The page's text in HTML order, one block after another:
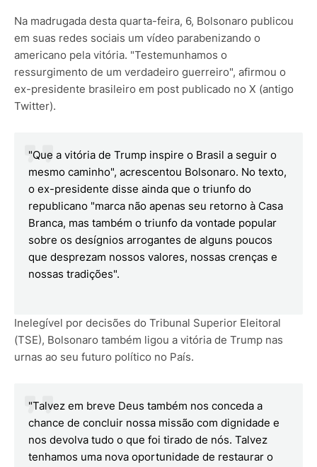
Na madrugada desta quarta-feira, 6, Bolsonaro publicou
em suas redes sociais um vídeo parabenizando o
americano pela vitória. "Testemunhamos o
ressurgimento de um verdadeiro guerreiro", afirmou o
ex-presidente brasileiro em post publicado no X (antigo
Twitter).
"Que a vitória de Trump inspire o Brasil a seguir o
mesmo caminho", acrescentou Bolsonaro. No texto,
o ex-presidente disse ainda que o triunfo do
republicano "marca não apenas seu retorno à Casa
Branca, mas também o triunfo da vontade popular
sobre os desígnios arrogantes de alguns poucos
que desprezam nossos valores, nossas crenças e
nossas tradições".
Inelegível por decisões do Tribunal Superior Eleitoral
(TSE), Bolsonaro também ligou a vitória de Trump nas
urnas ao seu futuro político no País.
"Talvez em breve Deus também nos conceda a
chance de concluir nossa missão com dignidade e
nos devolva tudo o que foi tirado de nós. Talvez
tenhamos uma nova oportunidade de restaurar o